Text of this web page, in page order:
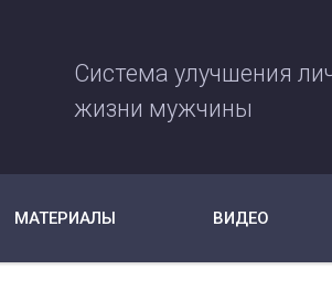
Система улучшения
жизни мужчины
МАТЕРИАЛЫ ВИДЕО